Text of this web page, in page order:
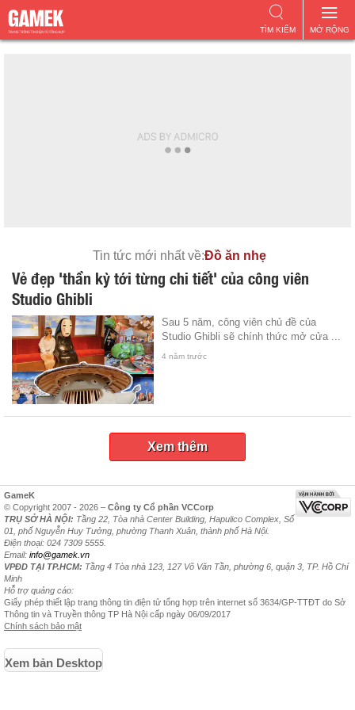
MỞ RỘNG
TÌM KIẾM
Tin tức mới nhất về:Đồ ăn nhẹ
Vẻ đẹp 'thần kỳ tới từng chi tiết' của công viên
Studio Ghibli
Sau 5 năm, công viên chủ đề của
Studio Ghibli sẽ chính thức mở cửa ...
4 năm trước
Xem thêm
GameK
© Copyright 2007 - 2026 – Công ty Cổ phần VCCorp
TRỤ SỞ HÀ NỘI: Tầng 22, Tòa nhà Center Building, Hapulico Complex, Số
01, phố Nguyễn Huy Tưởng, phường Thanh Xuân, thành phố Hà Nội.
Điện thoại: 024 7309 5555.
Email: info@gamek.vn
VPĐD TẠI TP.HCM: Tầng 4 Tòa nhà 123, 127 Võ Văn Tần, phường 6, quận 3, TP. Hồ Chí
Minh
Hỗ trợ quảng cáo:
Giấy phép thiết lập trang thông tin điện tử tổng hợp trên internet số 3634/GP-TTĐT do Sở
Thông tin và Truyền thông TP Hà Nội cấp ngày 06/09/2017
Chính sách bảo mật
Xem bản Desktop